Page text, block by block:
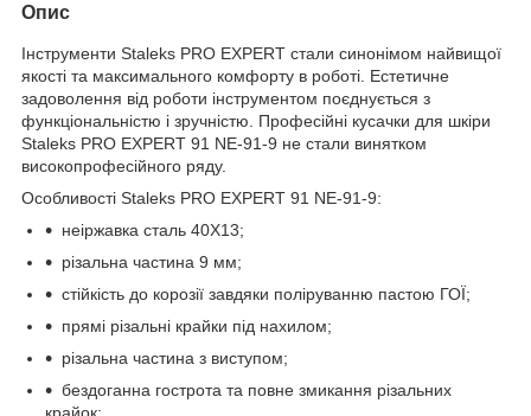
Опис
Інструменти Staleks PRO EXPERT стали синонімом найвищої
якості та максимального комфорту в роботі. Естетичне
задоволення від роботи інструментом поєднується з
функціональністю і зручністю. Професійні кусачки для шкіри
Staleks PRO EXPERT 91 NE-91-9 не стали винятком
високопрофесійного ряду.
Особливості Staleks PRO EXPERT 91 NE-91-9:
неіржавка сталь 40Х13;
різальна частина 9 мм;
стійкість до корозії завдяки поліруванню пастою ГОЇ;
прямі різальні крайки під нахилом;
різальна частина з виступом;
бездоганна гострота та повне змикання різальних
крайок;